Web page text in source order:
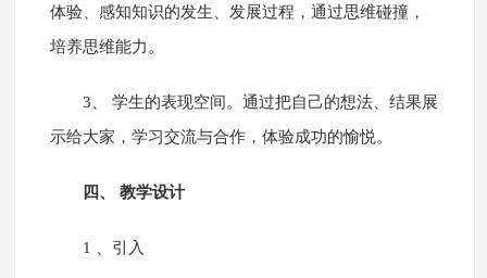
体验、感知知识的发生、发展过程，通过思维碰撞，
培养思维能力。
3、 学生的表现空间。通过把自己的想法、结果展
示给大家，学习交流与合作，体验成功的愉悦。
四、 教学设计
1 、引入